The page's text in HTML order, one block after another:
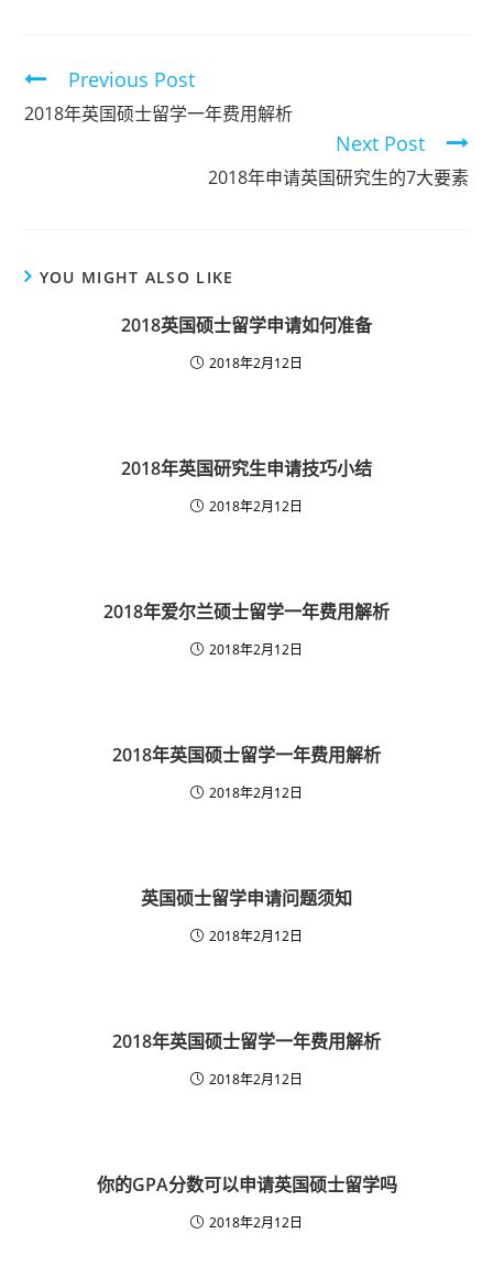
Previous Post
2018年英国硕士留学一年费用解析
Next Post
2018年申请英国研究生的7大要素
YOU MIGHT ALSO LIKE
2018英国硕士留学申请如何准备
2018年2月12日
2018年英国研究生申请技巧小结
2018年2月12日
2018年爱尔兰硕士留学一年费用解析
2018年2月12日
2018年英国硕士留学一年费用解析
2018年2月12日
英国硕士留学申请问题须知
2018年2月12日
2018年英国硕士留学一年费用解析
2018年2月12日
你的GPA分数可以申请英国硕士留学吗
2018年2月12日